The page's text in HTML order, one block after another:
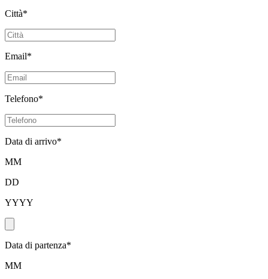
Città*
Email*
Telefono*
Data di arrivo*
MM
DD
YYYY
Data di partenza*
MM